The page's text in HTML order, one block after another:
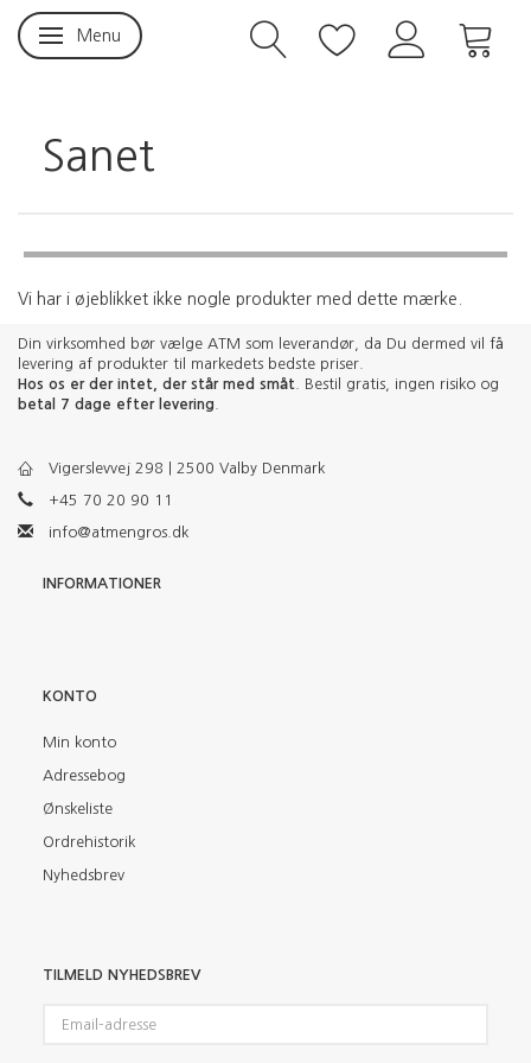
Skifte navigation
Menu
Sanet
Vi har i øjeblikket ikke nogle produkter med dette mærke.
Din virksomhed bør vælge ATM som leverandør, da Du dermed vil få
levering af produkter til markedets bedste priser.
Hos os er der intet, der står med småt . Bestil gratis, ingen risiko og
betal 7 dage efter levering
Vigerslevvej 298 | 2500 Valby Denmark
+45 70 20 90 11
info@atmengros.dk
INFORMATIONER
KONTO
Min konto
Adressebog
Ønskeliste
Ordrehistorik
Nyhedsbrev
TILMELD NYHEDSBREV
adresse